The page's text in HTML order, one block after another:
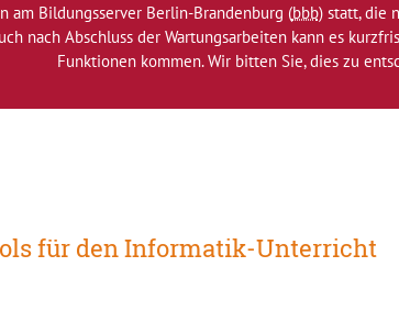
am Bildungsserver Berlin-Brandenburg (bbb) statt, die
nach Abschluss der Wartungsarbeiten kann es
Funktionen kommen. Wir bitten Sie, dies zu
für den Informatik-Unterricht